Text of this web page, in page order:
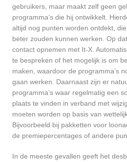
gebruikers, maar maakt zelf geen
programma’s die hij ontwikkelt.
altijd nog punten worden ontdekt,
beter zouden kunnen werken. Op
contact opnemen met It-X.
te bespreken of het mogelijk is om
maken, waardoor de programma’s
gaan werken. Daarnaast zijn er
programma’s waar regelmatig een
plaats te vinden in verband met
moeten worden op basis van
Bijvoorbeeld bij pakketten voor
de premiepercentages of andere
In de meeste gevallen geeft het